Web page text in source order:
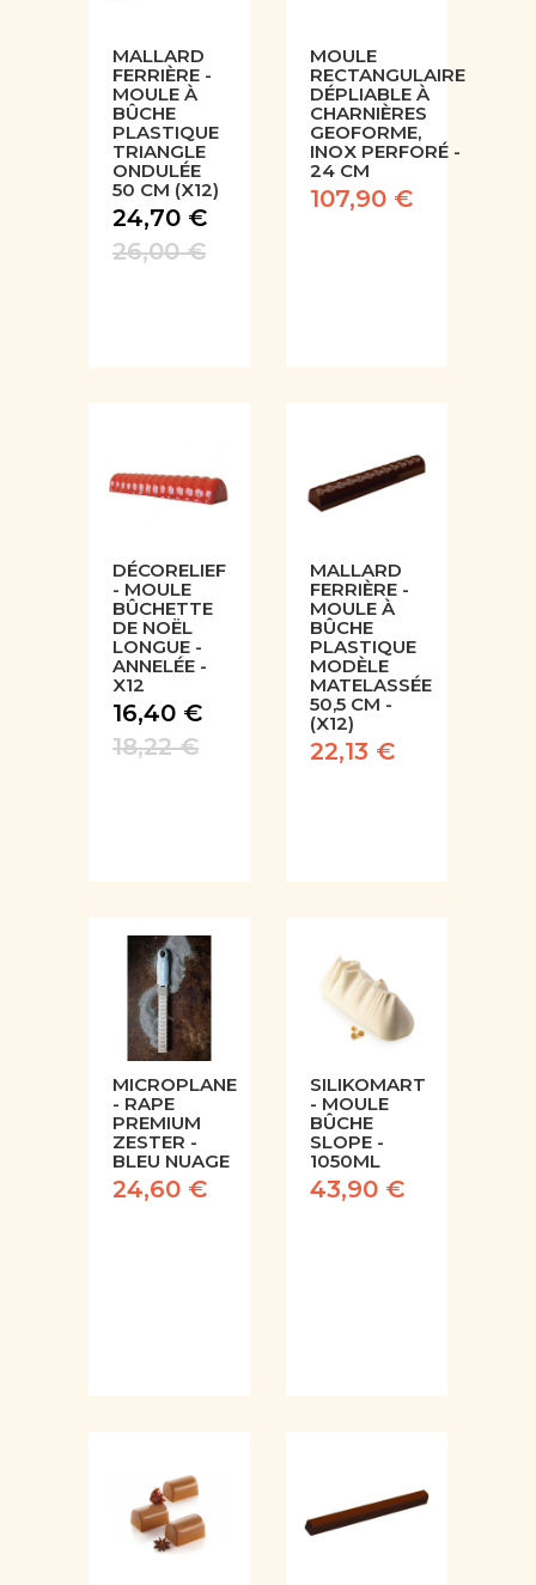
MALLARD
FERRIÈRE -
MOULE À
BÛCHE
PLASTIQUE
TRIANGLE
ONDULÉE
50 CM (X12)
24,70 €
26,00 €
MOULE
RECTANGULAIRE
DÉPLIABLE À
CHARNIÈRES
GEOFORME,
INOX PERFORÉ -
24 CM
107,90 €
DÉCORELIEF
- MOULE
BÛCHETTE
DE NOËL
LONGUE -
ANNELÉE -
X12
16,40 €
18,22 €
MALLARD
FERRIÈRE -
MOULE À
BÛCHE
PLASTIQUE
MODÈLE
MATELASSÉE
50,5 CM -
(X12)
22,13 €
MICROPLANE
- RAPE
PREMIUM
ZESTER -
BLEU NUAGE
24,60 €
SILIKOMART
- MOULE
BÛCHE
SLOPE -
1050ML
43,90 €